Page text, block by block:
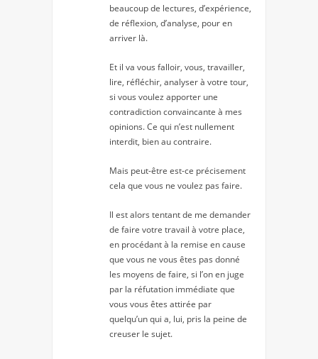
beaucoup de lectures, d’expérience,
de réflexion, d’analyse, pour en
arriver là.
Et il va vous falloir, vous, travailler,
lire, réfléchir, analyser à votre tour,
si vous voulez apporter une
contradiction convaincante à mes
opinions. Ce qui n’est nullement
interdit, bien au contraire.
Mais peut-être est-ce précisement
cela que vous ne voulez pas faire.
Il est alors tentant de me demander
de faire votre travail à votre place,
en procédant à la remise en cause
que vous ne vous êtes pas donné
les moyens de faire, si l’on en juge
par la réfutation immédiate que
vous vous êtes attirée par
quelqu’un qui a, lui, pris la peine de
creuser le sujet.